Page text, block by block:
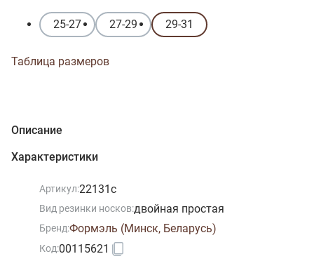
25-27 27-29 29-31
Таблица размеров
Описание
Характеристики
Артикул:22131c
Вид резинки носков:двойная простая
Бренд:Формэль (Минск, Беларусь)
Код:00115621